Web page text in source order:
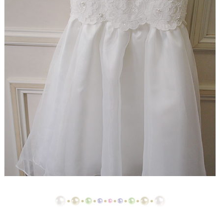
【ドレスリメイク】レースのベビードレスと1/4ミニ
チュアドレス
【ドレスリメイク】ラビットペアのドレス＆タキシ
【ドレスリメイク】セレモニーバッグ＆ポーチ
【ドレスリメイク】夢みるフリルのベビードレス
【ドレスリメイク】ダッフィーとシェリーメイのウ
ェディングドレス
【ドレスリメイク】豪華レースのミニチュアドレス